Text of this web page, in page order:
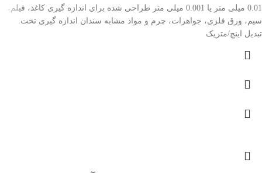
0.01 میلی متر یا 0.001 میلی متر طراحی شده برای اندازه گیری کاغذ، فیلم،
سیم، ورق فلزی، جواهرات، چرم و مواد مشابه سندان اندازه گیری تخت.
تبدیل اینچ/متریک